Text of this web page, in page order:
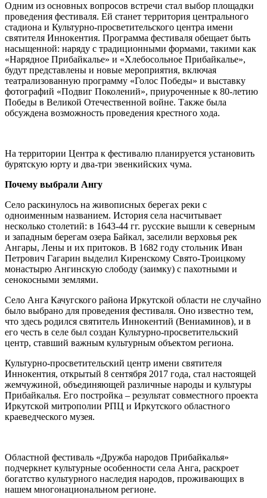
Одним из основных вопросов встречи стал выбор площадки
проведения фестиваля. Ей станет территория центрального
стадиона и Культурно-просветительского центра имени
святителя Иннокентия. Программа фестиваля обещает быть
насыщенной: наряду с традиционными формами, такими как
«Нарядное Прибайкалье» и «Хлебосольное Прибайкалье»,
будут представлены и новые мероприятия, включая
театрализованную программу «Голос Победы» и выставку
фотографий «Подвиг Поколений», приуроченные к 80-летию
Победы в Великой Отечественной войне. Также была
обсуждена возможность проведения крестного хода.
На территории Центра к фестивалю планируется установить
бурятскую юрту и два-три эвенкийских чума.
Почему выбрали Ангу
Село раскинулось на живописных берегах реки с
одноименным названием. История села насчитывает
несколько столетий: в 1643-44 гг. русские вышли к северным
и западным берегам озера Байкал, заселили верховья рек
Ангары, Лены и их притоков. В 1682 году стольник Иван
Петрович Гагарин выделил Киренскому Свято-Троицкому
монастырю Ангинскую слободу (заимку) с пахотными и
сенокосными землями.
Село Анга Качугского района Иркутской области не случайно
было выбрано для проведения фестиваля. Оно известно тем,
что здесь родился святитель Иннокентий (Вениаминов), и в
его честь в селе был создан Культурно-просветительский
центр, ставший важным культурным объектом региона.
Культурно-просветительский центр имени святителя
Иннокентия, открытый 8 сентября 2017 года, стал настоящей
жемчужиной, объединяющей различные народы и культуры
Прибайкалья. Его постройка – результат совместного проекта
Иркутской митрополии РПЦ и Иркутского областного
краеведческого музея.
Областной фестиваль «Дружба народов Прибайкалья»
подчеркнет культурные особенности села Анга, раскроет
богатство культурного наследия народов, проживающих в
нашем многонациональном регионе.